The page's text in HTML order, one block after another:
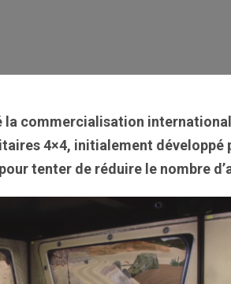
la commercialisation
4×4, initialement développé
tenter de réduire le nombre